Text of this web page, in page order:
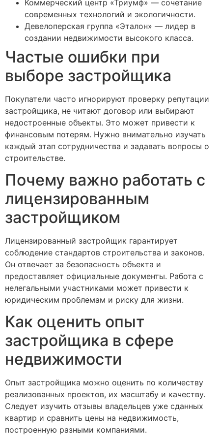
Коммерческий центр «Триумф» — сочетание
современных технологий и экологичности.
Девелоперская группа «Эталон» — лидер в
создании недвижимости высокого класса.
Частые ошибки при
выборе застройщика
Покупатели часто игнорируют проверку репутации
застройщика, не читают договор или выбирают
недостроенные объекты. Это может привести к
финансовым потерям. Нужно внимательно изучать
каждый этап сотрудничества и задавать вопросы о
строительстве.
Почему важно работать с
лицензированным
застройщиком
Лицензированный застройщик гарантирует
соблюдение стандартов строительства и законов.
Он отвечает за безопасность объекта и
предоставляет официальные документы. Работа с
нелегальными участниками может привести к
юридическим проблемам и риску для жизни.
Как оценить опыт
застройщика в сфере
недвижимости
Опыт застройщика можно оценить по количеству
реализованных проектов, их масштабу и качеству.
Следует изучить отзывы владельцев уже сданных
квартир и сравнить цены на недвижимость,
построенную разными компаниями.